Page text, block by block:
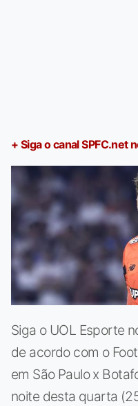
+ Siga o canal SPFC.net
Siga o UOL Esporte
de acordo com o
em São Paulo x
noite desta quarta